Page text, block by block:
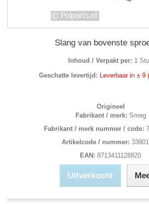
Slang van bovenste
Inhoud / Verpakt per: 1
Geschatte levertijd: Leverbaar in ± 9
Origineel
Fabrikant / merk: Smeg
Fabrikant / merk nummer / code:
Artikelcode / nummer:
EAN: 8713411128820
Uitverkocht